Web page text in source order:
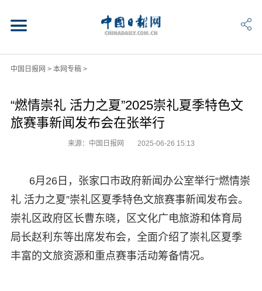
中国日报网 > 本网专稿>
“燃情崇礼 活力之夏”2025崇礼夏季特色文
旅赛事新闻发布会在张举行
来源：中国日报网 2025-06-26 15:13
6月26日，张家口市政府新闻办公室举行“燃情崇
礼 活力之夏”崇礼区夏季特色文旅赛事新闻发布会。
崇礼区政府区长曹东晓，区文化广电旅游和体育局
局长赵利东等出席发布会，全面介绍了崇礼区夏季
丰富的文旅资源和重点赛事活动筹备情况。